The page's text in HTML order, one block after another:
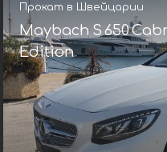
Прокат в Швейцарии
Maybach S 650
Edition